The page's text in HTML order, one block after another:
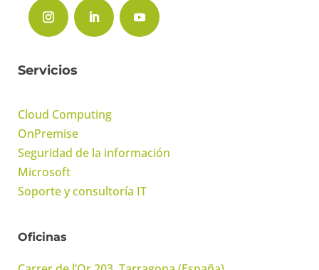
Servicios
Cloud Computing
OnPremise
Seguridad de la información
Microsoft
Soporte y consultoría IT
Oficinas